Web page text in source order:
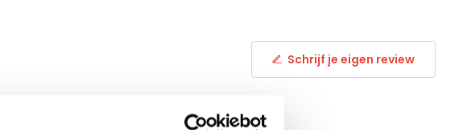
Schrijf je eigen review